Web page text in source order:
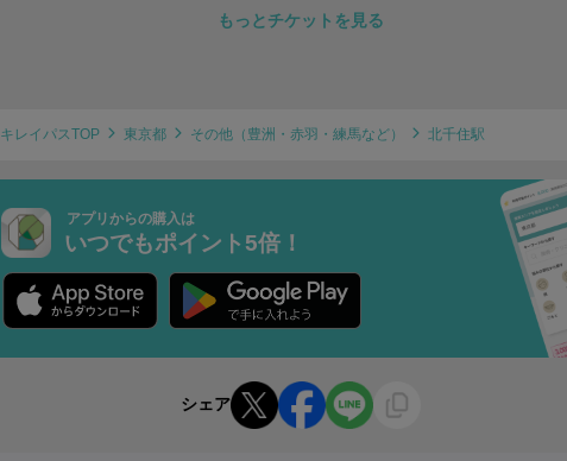
もっとチケットを見る
キレイパスTOP 東京都 その他（豊洲・赤羽・練馬など） 北千住駅
アプリからの購入は
いつでもポイント5倍！
シェア